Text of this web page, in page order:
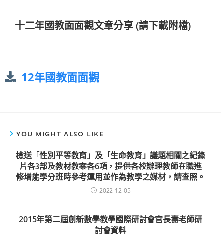
十二年國教面面觀文章分享 (請下載附檔)
12年國教面面觀
YOU MIGHT ALSO LIKE
檢送「性別平等教育」及「生命教育」議題相關之紀錄
片各3部及教材教案各6項，提供各校辦理教師在職進
修增能學分班時參考運用並作為教學之媒材，請查照。
2022-12-05
2015年第二屆創新數學教學國際研討會官長壽老師研
討會資料